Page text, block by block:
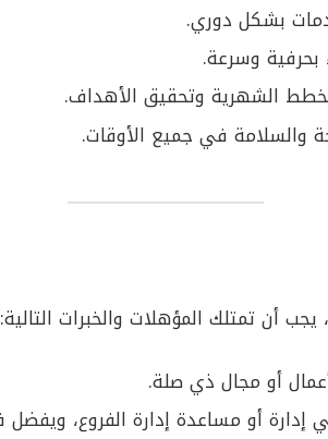
بشكل دوري.
بحرفية وسرعة.
الشهرية وتحقيق الأهداف.
والسلامة في جميع الأوقات.
أن تمتلك المؤهلات والخبرات التالية:
أو مجال ذي صلة.